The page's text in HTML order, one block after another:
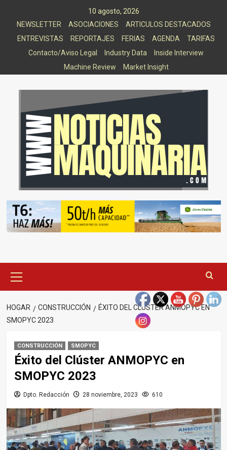
10 agosto, 2026
NEWSLETTER
ASOCIACIONES
ARTICULOS DESTACADOS
ENTREVISTAS
REPORTAJES FERIAS AGENDA
TARIFAS
Contacto/Aviso Legal
Industry Data
Inside Interview
Machine Review
Market Insight
principal
HOGAR CONSTRUCCIÓN
ÉXITO DEL CLÚSTER ANMOPYC EN
SMOPYC 2023
CONSTRUCCIÓN SMOPYC
Éxito del Clúster ANMOPYC en
SMOPYC 2023
Dpto. Redacción 28 noviembre, 2023 610